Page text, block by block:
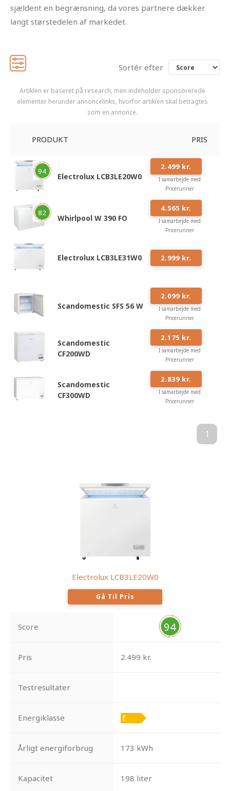
sjældent en begrænsning, da vores partnere dækker
langt størstedelen af markedet.
Sortér efter
Artiklen er baseret på research, men indeholder sponsorerede
elementer herunder annoncelinks, hvorfor artiklen skal betragtes
som en annonce.
PRODUKT PRIS
1
94
Electrolux LCB3LE20W0
2.499 kr.
I samarbejde med
Pricerunner
82
Whirlpool W 390 FO
4.565 kr.
I samarbejde med
Pricerunner
#3
Electrolux LCB3LE31W0 2.999 kr.
Scandomestic SFS 56 W
2.099 kr.
I samarbejde med
Pricerunner
5
Scandomestic
CF200WD
2.175 kr.
I samarbejde med
Pricerunner
Scandomestic
CF300WD
2.839 kr.
I samarbejde med
Pricerunner
1
Electrolux LCB3LE20W0
Gå Til Pris
Score 94
Pris 2.499 kr.
Testresultater
Energiklasse
Årligt energiforbrug 173 kWh
Kapacitet 198 liter